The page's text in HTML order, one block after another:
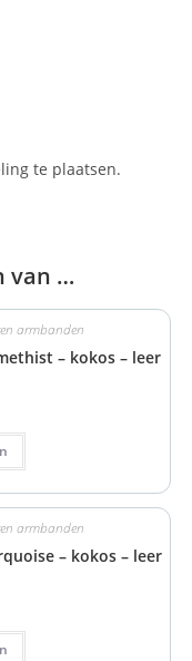
te plaatsen.
van …
armbanden
– kokos – leer
armbanden
– kokos – leer